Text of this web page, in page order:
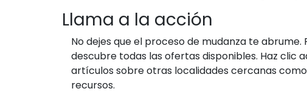
Llama a la acción
No dejes que el proceso de mudanza te
descubre todas las ofertas disponibles. Haz clic
artículos sobre otras localidades cercanas como
recursos.